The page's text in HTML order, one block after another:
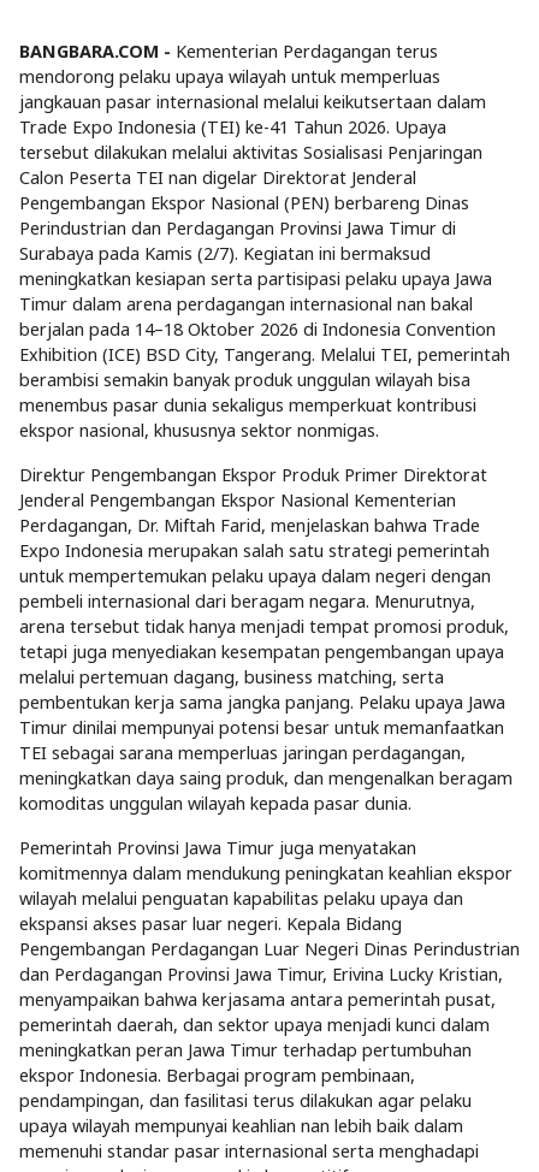
BANGBARA.COM - Kementerian Perdagangan terus
mendorong pelaku upaya wilayah untuk memperluas
jangkauan pasar internasional melalui keikutsertaan dalam
Trade Expo Indonesia (TEI) ke-41 Tahun 2026. Upaya
tersebut dilakukan melalui aktivitas Sosialisasi Penjaringan
Calon Peserta TEI nan digelar Direktorat Jenderal
Pengembangan Ekspor Nasional (PEN) berbareng Dinas
Perindustrian dan Perdagangan Provinsi Jawa Timur di
Surabaya pada Kamis (2/7). Kegiatan ini bermaksud
meningkatkan kesiapan serta partisipasi pelaku upaya Jawa
Timur dalam arena perdagangan internasional nan bakal
berjalan pada 14–18 Oktober 2026 di Indonesia Convention
Exhibition (ICE) BSD City, Tangerang. Melalui TEI, pemerintah
berambisi semakin banyak produk unggulan wilayah bisa
menembus pasar dunia sekaligus memperkuat kontribusi
ekspor nasional, khususnya sektor nonmigas.
Direktur Pengembangan Ekspor Produk Primer Direktorat
Jenderal Pengembangan Ekspor Nasional Kementerian
Perdagangan, Dr. Miftah Farid, menjelaskan bahwa Trade
Expo Indonesia merupakan salah satu strategi pemerintah
untuk mempertemukan pelaku upaya dalam negeri dengan
pembeli internasional dari beragam negara. Menurutnya,
arena tersebut tidak hanya menjadi tempat promosi produk,
tetapi juga menyediakan kesempatan pengembangan upaya
melalui pertemuan dagang, business matching, serta
pembentukan kerja sama jangka panjang. Pelaku upaya Jawa
Timur dinilai mempunyai potensi besar untuk memanfaatkan
TEI sebagai sarana memperluas jaringan perdagangan,
meningkatkan daya saing produk, dan mengenalkan beragam
komoditas unggulan wilayah kepada pasar dunia.
Pemerintah Provinsi Jawa Timur juga menyatakan
komitmennya dalam mendukung peningkatan keahlian ekspor
wilayah melalui penguatan kapabilitas pelaku upaya dan
ekspansi akses pasar luar negeri. Kepala Bidang
Pengembangan Perdagangan Luar Negeri Dinas Perindustrian
dan Perdagangan Provinsi Jawa Timur, Erivina Lucky Kristian,
menyampaikan bahwa kerjasama antara pemerintah pusat,
pemerintah daerah, dan sektor upaya menjadi kunci dalam
meningkatkan peran Jawa Timur terhadap pertumbuhan
ekspor Indonesia. Berbagai program pembinaan,
pendampingan, dan fasilitasi terus dilakukan agar pelaku
upaya wilayah mempunyai keahlian nan lebih baik dalam
memenuhi standar pasar internasional serta menghadapi